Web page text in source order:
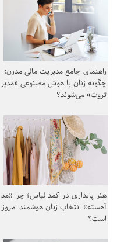
راهنمای جامع مدیریت مالی مدرن:
چگونه زنان با هوش مصنوعی «مدیر
ثروت» می‌شوند؟
هنر پایداری در کمد لباس؛ چرا «مد
آهسته» انتخاب زنان هوشمند امروز
است؟